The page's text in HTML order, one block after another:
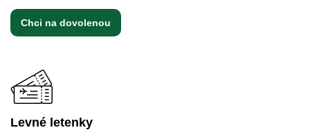
Chci na dovolenou
Levné letenky